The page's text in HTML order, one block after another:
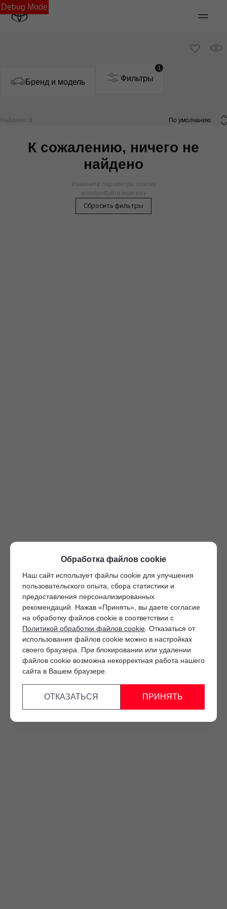
Debug Mode
Бренд и модель
1
Фильтры
Найдено: 0
К сожалению, ничего не
найдено
Измените параметры поиска
и попробуйте еще раз
Сбросить фильтры
Обработка файлов cookie
Наш сайт использует файлы cookie для улучшения
пользовательского опыта, сбора статистики и
предоставления персонализированных
рекомендаций. Нажав «Принять», вы даете согласие
на обработку файлов cookie в соответствии с
Политикой обработки файлов cookie . Отказаться от
использования файлов cookie можно в настройках
своего браузера. При блокировании или удалении
файлов cookie возможна некорректная работа нашего
сайта в Вашем браузере.
ОТКАЗАТЬСЯ ПРИНЯТЬ